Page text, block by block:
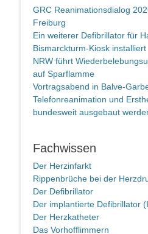
GRC Reanimationsdialog
Freiburg
Ein weiterer Defibrillator für
Bismarckturm-Kiosk installiert
NRW führt
auf Sparflamme
Vortragsabend in Balve-
Telefonreanimation und
bundesweit ausgebaut
Fachwissen
Der Herzinfarkt
Rippenbrüche bei der
Der Defibrillator
Der implantierte Defibrillator
Der Herzkatheter
Das Vorhofflimmern